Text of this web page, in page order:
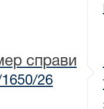
справи
26